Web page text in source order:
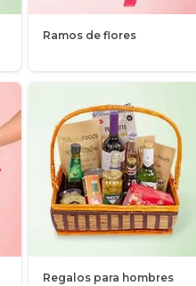
Ramos de flores
Regalos para hombres